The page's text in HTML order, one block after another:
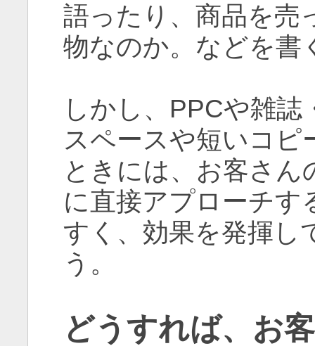
語ったり、商品を売
物なのか。などを書
しかし、PPCや雑
スペースや短いコ
ときには、お客さ
に直接アプローチす
すく、効果を発揮し
う。
どうすれば、お